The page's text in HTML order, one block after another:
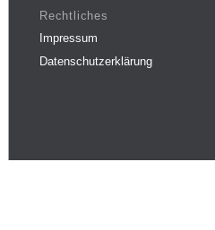
Rechtliches
Impressum
Datenschutzerklärung